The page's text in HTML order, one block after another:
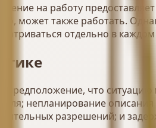
на работу
может также работать.
отдельно в каждом
что
непланирование
разрешений; и